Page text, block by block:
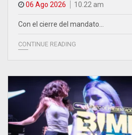
06 Ago 2026 10.22 am
Con el cierre del mandato…
CONTINUE READING